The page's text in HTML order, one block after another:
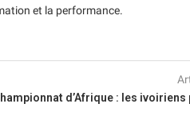
et la performance.
d’Afrique : les ivoiriens